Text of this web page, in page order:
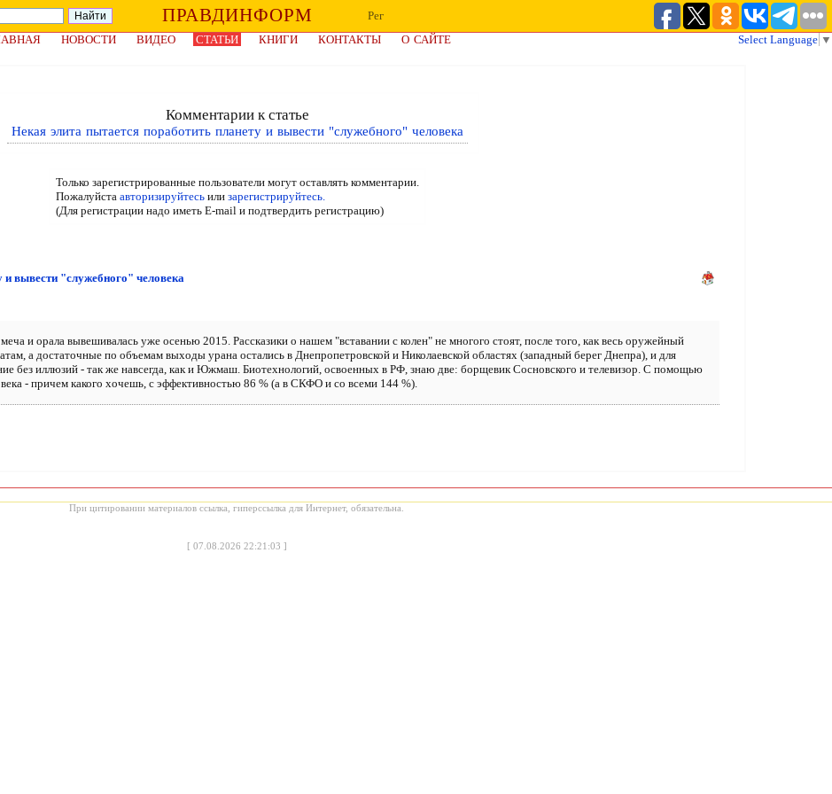
ПРАВДИНФОРМ
Рег
НОВОСТИ ВИДЕО СТАТЬИ КНИГИ КОНТАКТЫ О САЙТЕ Select Language ▼
Комментарии к статье
Некая элита пытается поработить планету и вывести "служебного" человека
Только зарегистрированные пользователи могут оставлять комментарии.
Пожалуйста авторизируйтесьили зарегистрируйтесь.
(Для регистрации надо иметь E-mail и подтвердить регистрацию)
и вывести "служебного" человека
и орала вывешивалась уже осенью 2015. Рассказики о нашем "вставании с колен" не многого стоят, после того, как весь оружейный
а достаточные по объемам выходы урана остались в Днепропетровской и Николаевской областях (западный берег Днепра), и для
без иллюзий - так же навсегда, как и Южмаш. Биотехнологий, освоенных в РФ, знаю две: борщевик Сосновского и телевизор. С помощью
- причем какого хочешь, с эффективностью 86 % (а в СКФО и со всеми 144 %).
При цитировании материалов ссылка, гиперссылка для Интернет, обязательна.
[ 07.08.2026 22:21:03 ]